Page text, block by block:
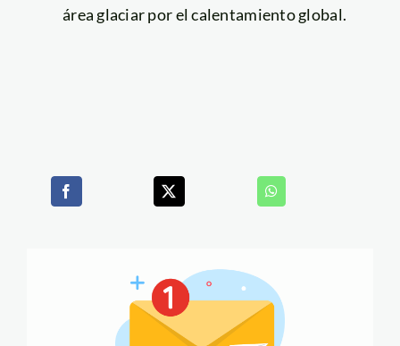
área glaciar por el calentamiento global.